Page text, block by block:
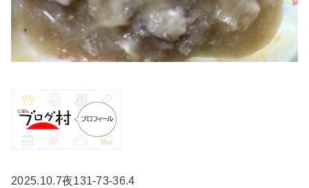
2025.10.7夜131-73-36.4